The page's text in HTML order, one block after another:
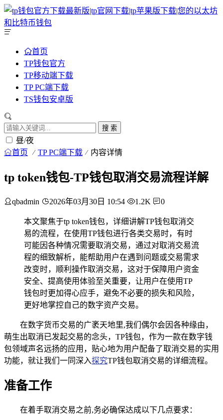
首页
TP钱包官方
TP移动端下载
TP PC端下载
TS钱包安卓版
搜 索
昼/夜
首页 TP PC端下载 内容详情
tp token钱包-TP钱包取消交易流程详解
qbadmin 2026年03月30日 10:54 1.2K 0
本文聚焦于tp token钱包，详细讲解TP钱包取消交
易的流程，在使用TP钱包进行各类交易时，有时
可能因各种情况需要取消交易，通过对取消交易流
程的细致解析，能帮助用户在遇到问题或交易需求
改变时，顺利操作取消交易，这对于保障用户资金
安全、提高使用体验至关重要，让用户在使用TP
钱包时更加得心应手，避免不必要的损失和风险，
更好地掌控自己的数字资产交易。
在数字货币交易的广袤天地里,我们偶尔会因各种缘由，
萌生出取消已发起交易的念头，TP钱包，作为一款在数字钱
包领域声名远扬的应用，贴心地为用户配备了取消交易的实用
功能，就让我们一同深入探究TP钱包取消交易的详细流程。
准备工作
在着手取消交易之前,务必确保达成以下几点要求：